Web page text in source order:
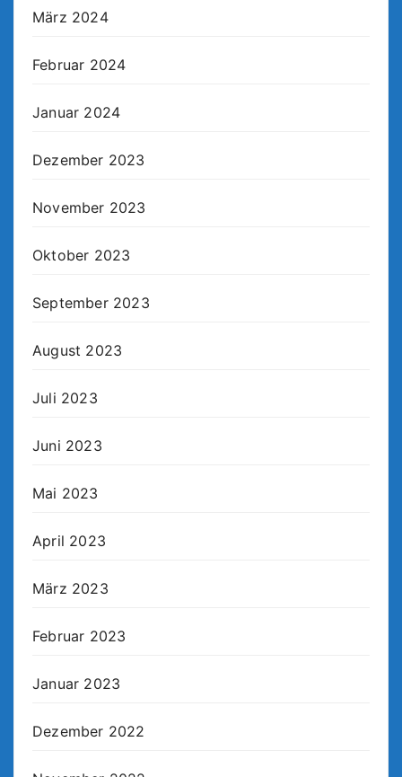
März 2024
Februar 2024
Januar 2024
Dezember 2023
November 2023
Oktober 2023
September 2023
August 2023
Juli 2023
Juni 2023
Mai 2023
April 2023
März 2023
Februar 2023
Januar 2023
Dezember 2022